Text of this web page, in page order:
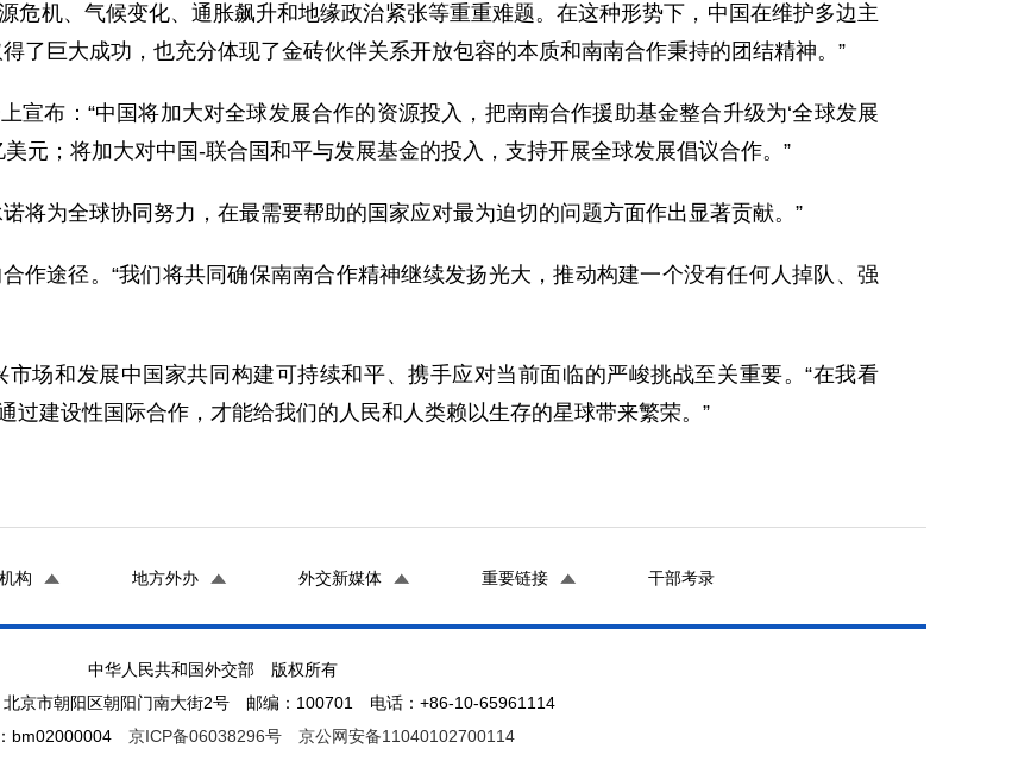
机、气候变化、通胀飙升和地缘政治紧张等重重难题。在这种形势下，中国在维护多边主
了巨大成功，也充分体现了金砖伙伴关系开放包容的本质和南南合作秉持的团结精神。”
布：“中国将加大对全球发展合作的资源投入，把南南合作援助基金整合升级为‘全球发展
元；将加大对中国-联合国和平与发展基金的投入，支持开展全球发展倡议合作。”
为全球协同努力，在最需要帮助的国家应对最为迫切的问题方面作出显著贡献。”
途径。“我们将共同确保南南合作精神继续发扬光大，推动构建一个没有任何人掉队、强
和发展中国家共同构建可持续和平、携手应对当前面临的严峻挑战至关重要。“在我看
过建设性国际合作，才能给我们的人民和人类赖以生存的星球带来繁荣。”
构 地方外办 外交新媒体 重要链接 干部考录
中华人民共和国外交部 版权所有
京市朝阳区朝阳门南大街2号 邮编：100701 电话：+86-10-65961114
bm02000004 京ICP备06038296号 京公网安备11040102700114